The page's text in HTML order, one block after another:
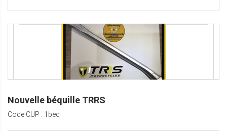
Nouvelle béquille TRRS
Code CUP : 1beq